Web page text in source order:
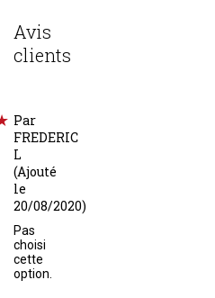
Avis
clients
Par
FREDERIC
L
(Ajouté
le
20/08/2020)
Pas
choisi
cette
option.